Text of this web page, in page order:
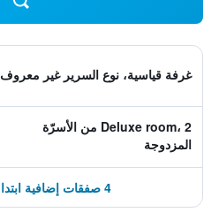
غرفة قياسية، نوع السرير غير معروف
Deluxe room، 2 من الأسرّة
المزدوجة
4 صفقات إضافية ابتداءً من 424 ﷼